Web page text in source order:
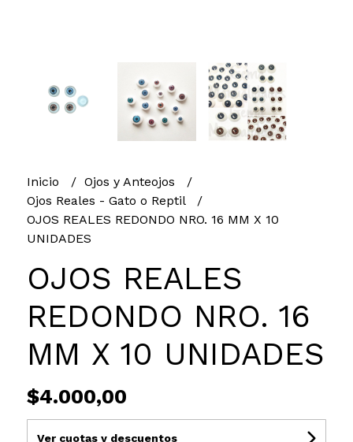
Inicio
Ojos y Anteojos
Ojos Reales - Gato o Reptil
OJOS REALES REDONDO NRO. 16 MM X 10
UNIDADES
OJOS REALES
REDONDO NRO. 16
MM X 10 UNIDADES
$4.000,00
Ver cuotas y descuentos